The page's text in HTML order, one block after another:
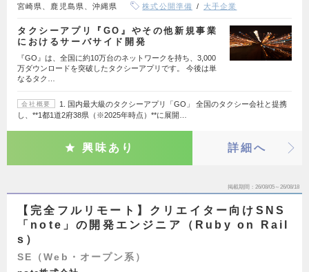
宮崎県、鹿児島県、沖縄県
株式公開準備 大手企業
タクシーアプリ『GO』やその他新規事業
におけるサーバサイド開発
『GO』は、全国に約10万台のネットワークを持ち、3,000
万ダウンロードを突破したタクシーアプリです。 今後は単
なるタク…
会社概要
1. 国内最大級のタクシーアプリ「GO」 全国のタクシー会社と提携
し、**1都1道2府38県（※2025年時点）**に展開…
興味あり 詳細へ
掲載期間 26/08/05～26/08/18
【完全フルリモート】クリエイター向けSNS
「note」の開発エンジニア（Ruby on Rail
s）
SE（Web・オープン系）